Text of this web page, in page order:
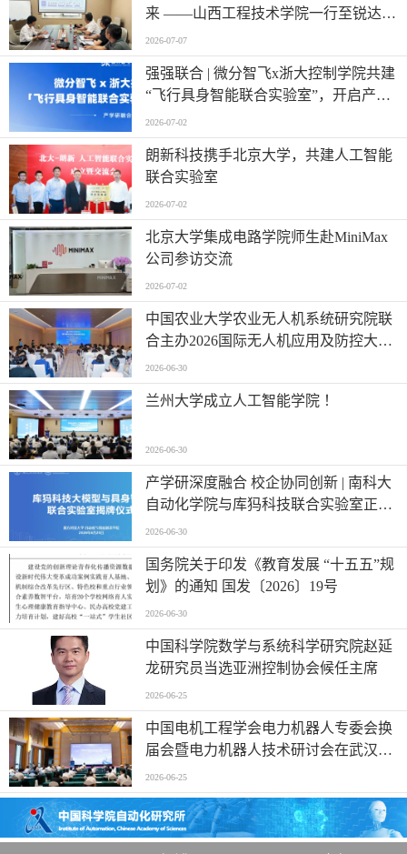
来 ——山西工程技术学院一行至锐达工
业集团参观调研
2026-07-07
强强联合 | 微分智飞x浙大控制学院共建
“飞行具身智能联合实验室”，开启产学
研深度融合新篇章
2026-07-02
朗新科技携手北京大学，共建人工智能
联合实验室
2026-07-02
北京大学集成电路学院师生赴MiniMax
公司参访交流
2026-07-02
中国农业大学农业无人机系统研究院联
合主办2026国际无人机应用及防控大会
第六届农业无人机应用交流会
2026-06-30
兰州大学成立人工智能学院 ！
2026-06-30
产学研深度融合 校企协同创新 | 南科大
自动化学院与库犸科技联合实验室正式
揭牌
2026-06-30
国务院关于印发《教育发展 “十五五”规
划》的通知 国发〔2026〕19号
2026-06-30
中国科学院数学与系统科学研究院赵延
龙研究员当选亚洲控制协会候任主席
2026-06-25
中国电机工程学会电力机器人专委会换
届会暨电力机器人技术研讨会在武汉举
行
2026-06-25